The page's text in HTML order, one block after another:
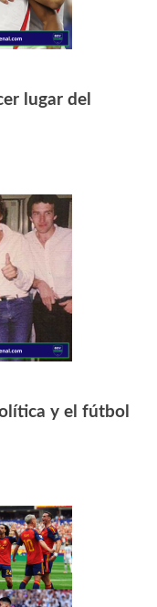
lugar del
y el fútbol